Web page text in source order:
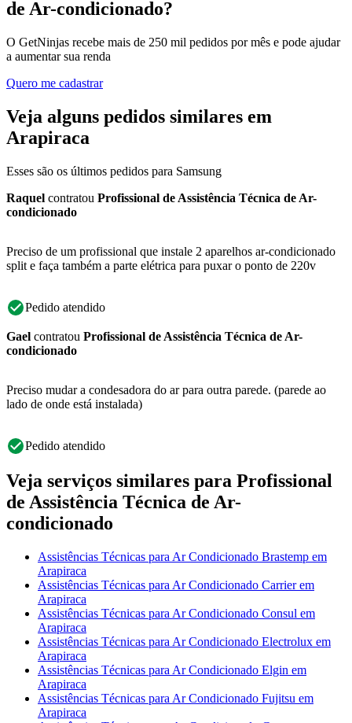
de Ar-condicionado?
O GetNinjas recebe mais de 250 mil pedidos por mês e pode ajudar
a aumentar sua renda
Quero me cadastrar
Veja alguns pedidos similares em
Arapiraca
Esses são os últimos pedidos para Samsung
Raquel contratou Profissional de Assistência Técnica de Ar-
condicionado
Preciso de um profissional que instale 2 aparelhos ar-condicionado
split e faça também a parte elétrica para puxar o ponto de 220v
Pedido atendido
Gael contratou Profissional de Assistência Técnica de Ar-
condicionado
Preciso mudar a condesadora do ar para outra parede. (parede ao
lado de onde está instalada)
Pedido atendido
Veja serviços similares para Profissional
de Assistência Técnica de Ar-
condicionado
Assistências Técnicas para Ar Condicionado Brastemp em
Arapiraca
Assistências Técnicas para Ar Condicionado Carrier em
Arapiraca
Assistências Técnicas para Ar Condicionado Consul em
Arapiraca
Assistências Técnicas para Ar Condicionado Electrolux em
Arapiraca
Assistências Técnicas para Ar Condicionado Elgin em
Arapiraca
Assistências Técnicas para Ar Condicionado Fujitsu em
Arapiraca